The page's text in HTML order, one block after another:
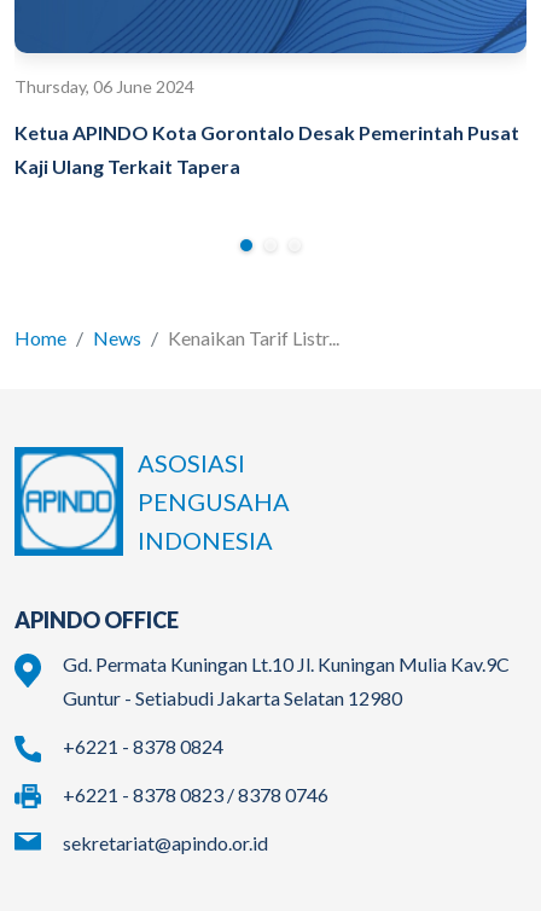
Thursday, 06 June 2024
Ketua APINDO Kota Gorontalo Desak Pemerintah Pusat
Kaji Ulang Terkait Tapera
Home News Kenaikan Tarif Listr...
ASOSIASI
PENGUSAHA
INDONESIA
APINDO OFFICE
Gd. Permata Kuningan Lt.10 Jl. Kuningan Mulia Kav.9C
Guntur - Setiabudi Jakarta Selatan 12980
+6221 - 8378 0824
+6221 - 8378 0823 / 8378 0746
sekretariat@apindo.or.id